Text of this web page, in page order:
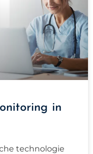
in
technologie